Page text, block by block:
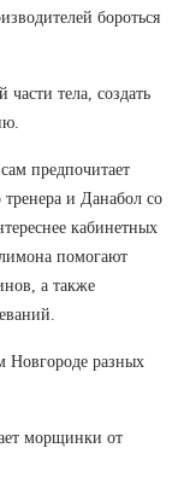
бороться
тела, создать
предпочитает
и Данабол со
кабинетных
помогают
а также
разных
морщинки от